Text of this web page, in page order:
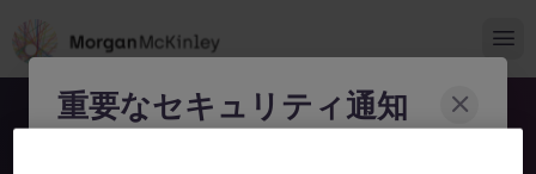
重要なセキュリティ通知